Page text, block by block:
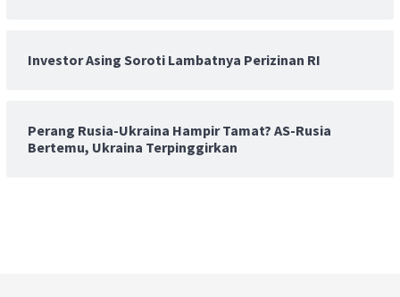
Investor Asing Soroti Lambatnya Perizinan RI
Perang Rusia-Ukraina Hampir Tamat? AS-Rusia
Bertemu, Ukraina Terpinggirkan